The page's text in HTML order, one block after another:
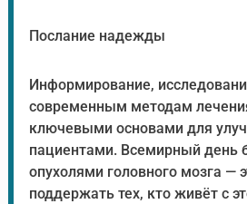
Послание надежды
Информирование,
современным методам
ключевыми основами для
пациентами. Всемирный день
опухолями головного мозга —
поддержать тех, кто живёт с